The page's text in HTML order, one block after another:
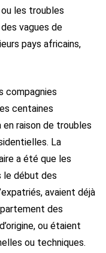
les troubles
vagues de
pays africains,
compagnies
centaines
en raison de troubles
La
a été que les
le début des
avaient déjà
des
ou étaient
ou techniques.